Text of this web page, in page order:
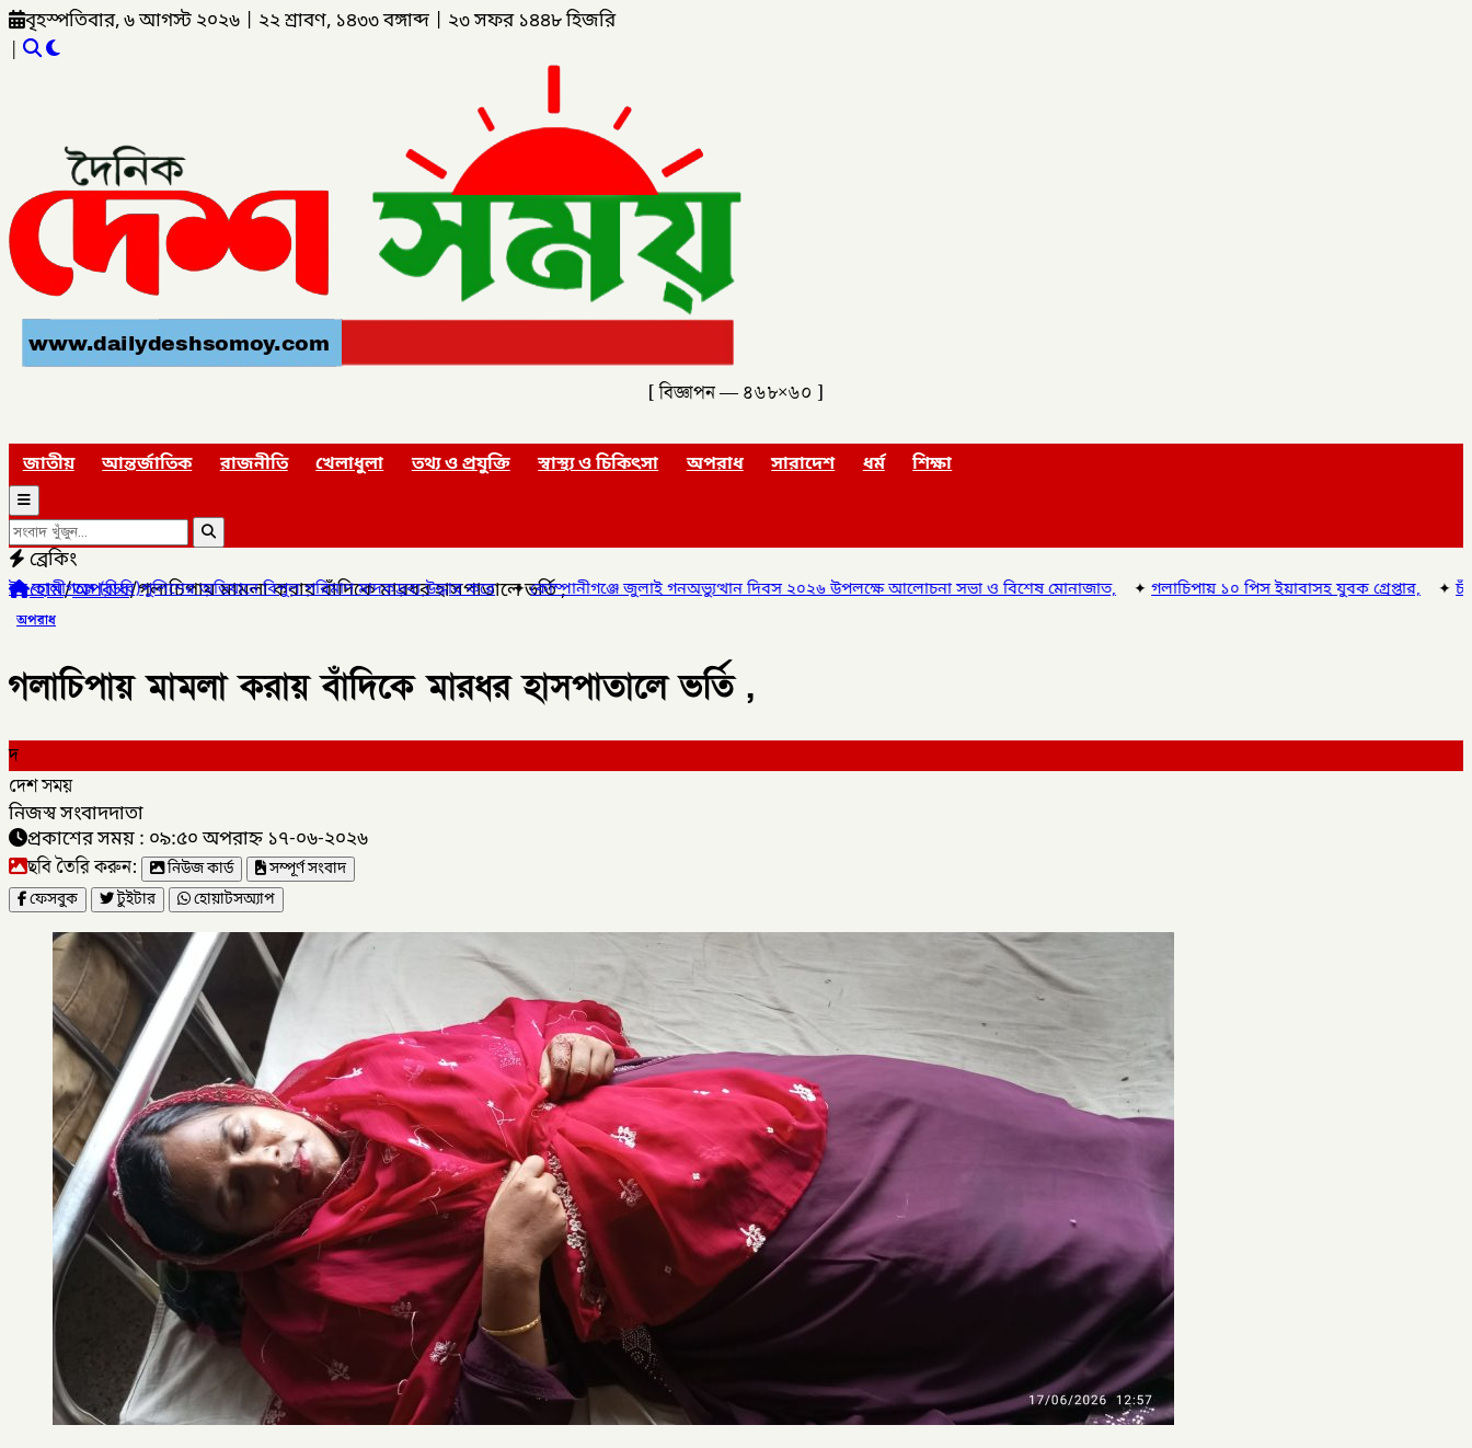
বৃহস্পতিবার, ৬ আগস্ট ২০২৬ ২২ শ্রাবণ, ১৪৩৩ বঙ্গাব্দ ২৩ সফর ১৪৪৮ হিজরি
|
[ বিজ্ঞাপন — ৪৬৮×৬০ ]
জাতীয় আন্তর্জাতিক রাজনীতি খেলাধুলা তথ্য ও প্রযুক্তি স্বাস্থ্য ও চিকিৎসা অপরাধ সারাদেশ ধর্ম শিক্ষা
ব্রেকিং
বিপুল পরিমাণ মাদকদ্রব্য উদ্ধার করে✦কোম্পানীগঞ্জে জুলাই গনঅভ্যুত্থান দিবস ২০২৬ উপলক্ষে আলোচনা সভা ও বিশেষ মোনাজাত,✦গলাচিপায় ১০ পিস ইয়াবাসহ যুবক গ্রেপ্তার,✦চাঁপাইনবাবগঞ্জে ডিএনসির উদ্যোগে
হোম/অপরাধ/গলাচিপায় মামলা করায় বাঁদিকে মারধর হাসপাতালে ভর্তি ,
অপরাধ
গলাচিপায় মামলা করায় বাঁদিকে মারধর হাসপাতালে ভর্তি ,
দ
দেশ সময়
নিজস্ব সংবাদদাতা
প্রকাশের সময় : ০৯:৫০ অপরাহ্ন ১৭-০৬-২০২৬
ছবি তৈরি করুন: নিউজ কার্ড
সম্পূর্ণ সংবাদ
ফেসবুক
টুইটার হোয়াটসঅ্যাপ